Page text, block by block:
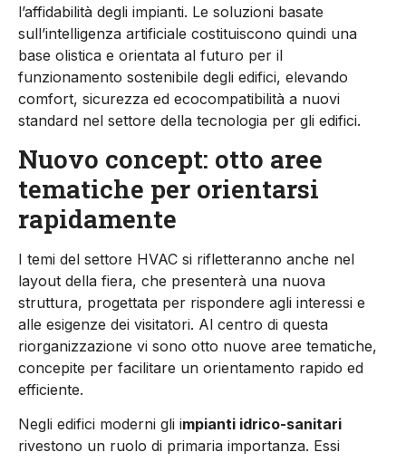
l’affidabilità degli impianti. Le soluzioni basate
sull’intelligenza artificiale costituiscono quindi una
base olistica e orientata al futuro per il
funzionamento sostenibile degli edifici, elevando
comfort, sicurezza ed ecocompatibilità a nuovi
standard nel settore della tecnologia per gli edifici.
Nuovo concept: otto aree
tematiche per orientarsi
rapidamente
I temi del settore HVAC si rifletteranno anche nel
layout della fiera, che presenterà una nuova
struttura, progettata per rispondere agli interessi e
alle esigenze dei visitatori. Al centro di questa
riorganizzazione vi sono otto nuove aree tematiche,
concepite per facilitare un orientamento rapido ed
efficiente.
Negli edifici moderni gli impianti idrico-sanitari
rivestono un ruolo di primaria importanza. Essi